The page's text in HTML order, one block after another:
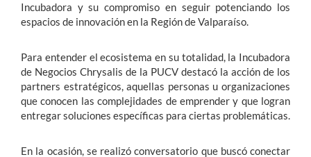
Incubadora y su compromiso en seguir potenciando los
espacios de innovación en la Región de Valparaíso.
Para entender el ecosistema en su totalidad, la Incubadora
de Negocios Chrysalis de la PUCV destacó la acción de los
partners estratégicos, aquellas personas u organizaciones
que conocen las complejidades de emprender y que logran
entregar soluciones específicas para ciertas problemáticas.
En la ocasión, se realizó conversatorio que buscó conectar